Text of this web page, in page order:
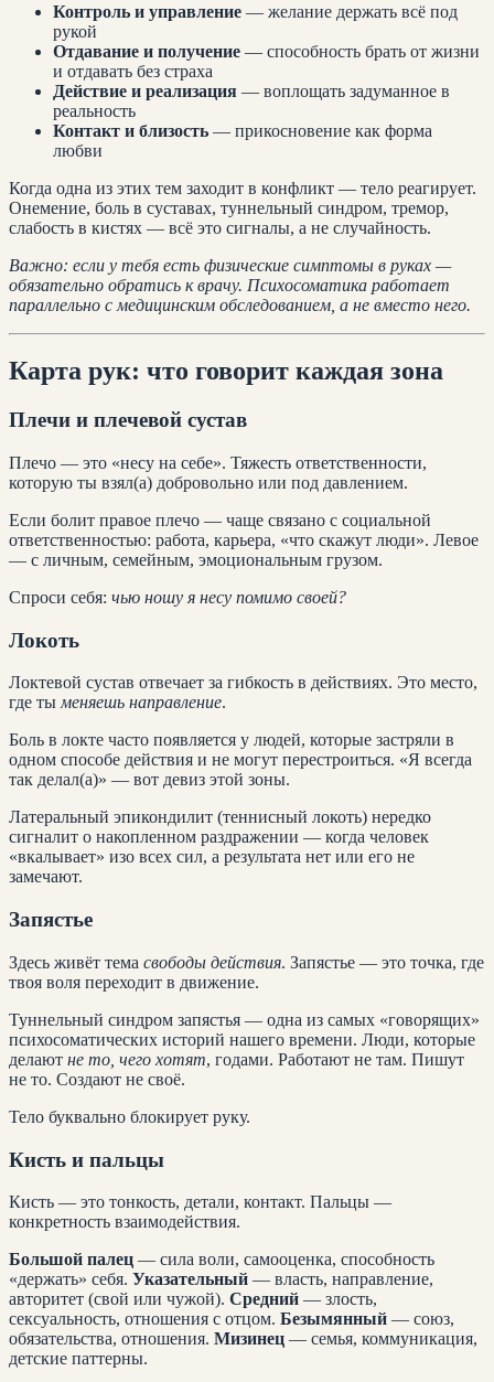
Контроль и управление — желание держать всё под
рукой
Отдавание и получение — способность брать от жизни
и отдавать без страха
Действие и реализация — воплощать задуманное в
реальность
Контакт и близость — прикосновение как форма
любви
Когда одна из этих тем заходит в конфликт — тело реагирует.
Онемение, боль в суставах, туннельный синдром, тремор,
слабость в кистях — всё это сигналы, а не случайность.
Важно: если у тебя есть физические симптомы в руках —
обязательно обратись к врачу. Психосоматика работает
параллельно с медицинским обследованием, а не вместо него.
Карта рук: что говорит каждая зона
Плечи и плечевой сустав
Плечо — это «несу на себе». Тяжесть ответственности,
которую ты взял(а) добровольно или под давлением.
Если болит правое плечо — чаще связано с социальной
ответственностью: работа, карьера, «что скажут люди». Левое
— с личным, семейным, эмоциональным грузом.
Спроси себя: чью ношу я несу помимо своей?
Локоть
Локтевой сустав отвечает за гибкость в действиях. Это место,
где тыменяешь направление.
Боль в локте часто появляется у людей, которые застряли в
одном способе действия и не могут перестроиться. «Я всегда
так делал(а)» — вот девиз этой зоны.
Латеральный эпикондилит (теннисный локоть) нередко
сигналит о накопленном раздражении — когда человек
«вкалывает» изо всех сил, а результата нет или его не
замечают.
Запястье
Здесь живёт тема свободы действия. Запястье — это точка, где
твоя воля переходит в движение.
Туннельный синдром запястья — одна из самых «говорящих»
психосоматических историй нашего времени. Люди, которые
делают не то, чего хотят, годами. Работают не там. Пишут
не то. Создают не своё.
Тело буквально блокирует руку.
Кисть и пальцы
Кисть — это тонкость, детали, контакт. Пальцы —
конкретность взаимодействия.
Большой палец — сила воли, самооценка, способность
«держать» себя. Указательный — власть, направление,
авторитет (свой или чужой). Средний — злость,
сексуальность, отношения с отцом. Безымянный — союз,
обязательства, отношения. Мизинец — семья, коммуникация,
детские паттерны.